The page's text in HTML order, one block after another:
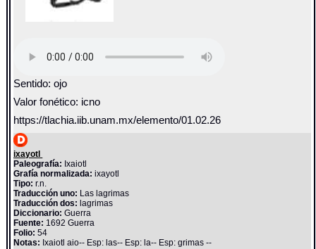
Sentido: ojo
Valor fonético: icno
https://tlachia.iib.unam.mx/elemento/01.02.26
ixayotl
Paleografía: Ixaiotl
Grafía normalizada: ixayotl
Tipo: r.n.
Traducción uno: Las lagrimas
Traducción dos: lagrimas
Diccionario:Guerra
Fuente: 1692 Guerra
Folio: 54
Notas: Ixaiotl aio-- Esp: las-- Esp: la-- Esp: grimas --